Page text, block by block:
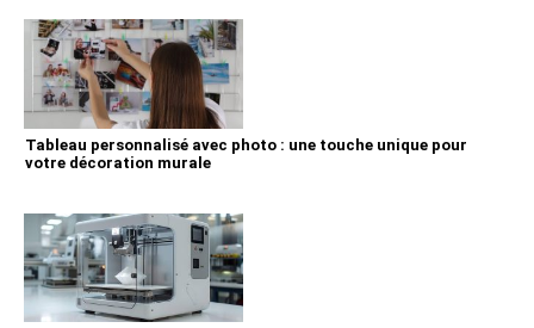
Tableau personnalisé avec photo : une touche unique pour
votre décoration murale